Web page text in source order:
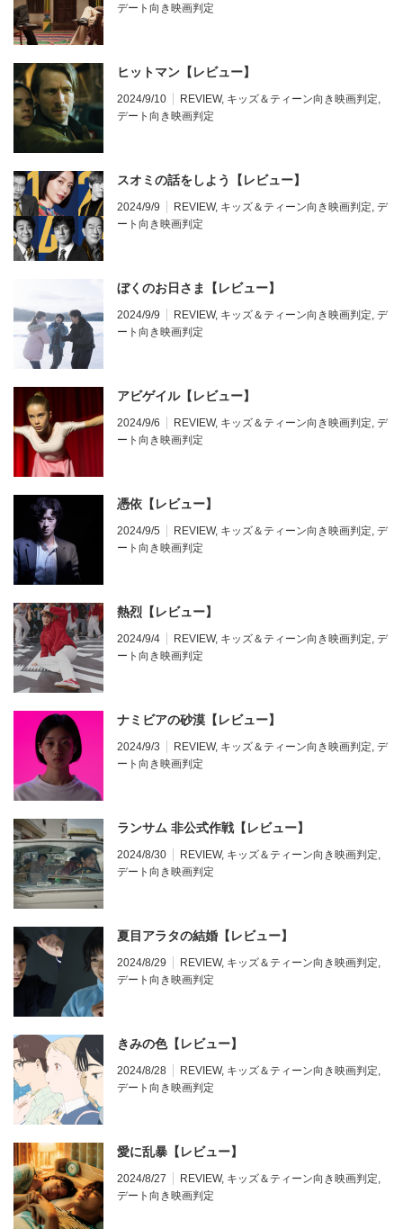
デート向き映画判定
ヒットマン【レビュー】
2024/9/10 REVIEW, キッズ＆ティーン向き映画判定
デート向き映画判定
スオミの話をしよう【レビュー】
2024/9/9 REVIEW, キッズ＆ティーン向き映画判定 デ
ート向き映画判定
ぼくのお日さま【レビュー】
2024/9/9 REVIEW, キッズ＆ティーン向き映画判定 デ
ート向き映画判定
アビゲイル【レビュー】
2024/9/6 REVIEW, キッズ＆ティーン向き映画判定 デ
ート向き映画判定
憑依【レビュー】
2024/9/5 REVIEW, キッズ＆ティーン向き映画判定 デ
ート向き映画判定
熱烈【レビュー】
2024/9/4 REVIEW, キッズ＆ティーン向き映画判定 デ
ート向き映画判定
ナミビアの砂漠【レビュー】
2024/9/3 REVIEW, キッズ＆ティーン向き映画判定 デ
ート向き映画判定
ランサム 非公式作戦【レビュー】
2024/8/30 REVIEW, キッズ＆ティーン向き映画判定
デート向き映画判定
夏目アラタの結婚【レビュー】
2024/8/29 REVIEW, キッズ＆ティーン向き映画判定
デート向き映画判定
きみの色【レビュー】
2024/8/28 REVIEW, キッズ＆ティーン向き映画判定
デート向き映画判定
愛に乱暴【レビュー】
2024/8/27 REVIEW, キッズ＆ティーン向き映画判定
デート向き映画判定